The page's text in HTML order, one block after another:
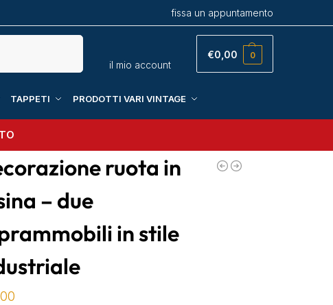
fissa un appuntamento
il mio account
€0,00 0
TAPPETI PRODOTTI VARI VINTAGE
ruota in
– due
in stile